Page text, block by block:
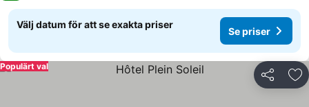
Välj datum för att se exakta priser
Se priser
Dela
Populärt val